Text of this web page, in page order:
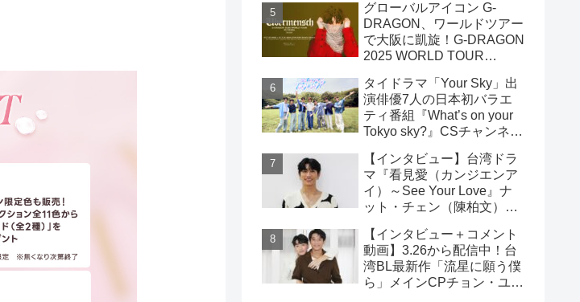
宇）インタビュー
グローバルアイコン G-
DRAGON、ワールドツアー
で大阪に凱旋！G-DRAGON
2025 WORLD TOUR
ENCORE 9月23日(火・
祝)18:00よりファンクラブ
先行受付開始！！
タイドラマ「Your Sky」出
演俳優7人の日本初バラエ
ティ番組『What’s on your
Tokyo sky?』CSチャンネ
日（日）19時30分 独占放
送！！
【インタビュー】台湾ドラ
マ『看見愛（カンジエンア
イ）～See Your Love』ナ
ット・チェン（陳柏文）イ
【インタビュー＋コメント
動画】3.26から配信中！台
湾BL最新作「流星に願う僕
ら」メインCPチョン・ユエ